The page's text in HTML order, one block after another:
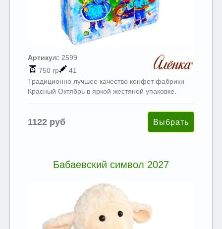
Артикул: 2599
750 гр
41
Традиционно лучшее качество конфет фабрики
Красный Октябрь в яркой жестяной упаковке.
1122 руб
Бабаевский символ 2027